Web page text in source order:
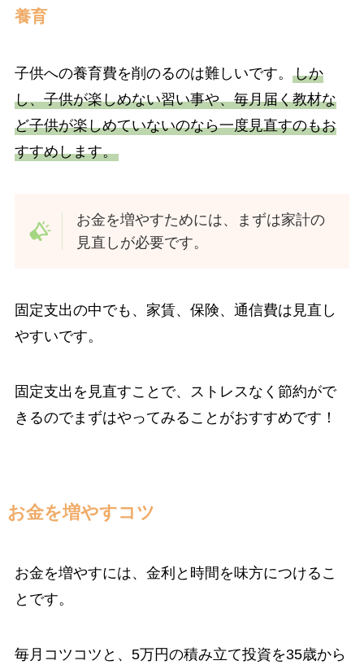
養育
子供への養育費を削のるのは難しいです。 しか
し、子供が楽しめない習い事や、毎月届く教材な
ど子供が楽しめていないのなら一度見直すのもお
すすめします。
お金を増やすためには、まずは家計の
見直しが必要です。
固定支出の中でも、家賃、保険、通信費は見直し
やすいです。
固定支出を見直すことで、ストレスなく節約がで
きるのでまずはやってみることがおすすめです！
お金を増やすコツ
お金を増やすには、金利と時間を味方につけるこ
とです。
毎月コツコツと、5万円の積み立て投資を35歳から